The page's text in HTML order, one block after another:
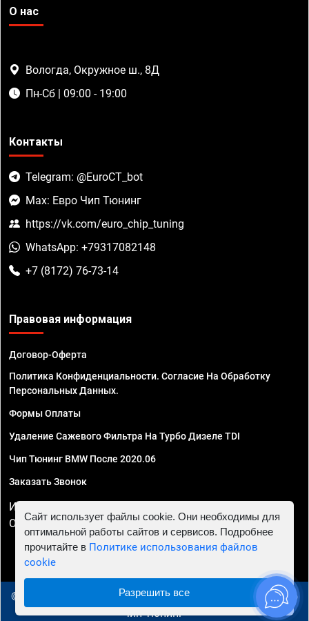
О нас
Вологда, Окружное ш., 8Д
Пн-Сб | 09:00 - 19:00
Контакты
Telegram: @EuroCT_bot
Max: Евро Чип Тюнинг
https://vk.com/euro_chip_tuning
WhatsApp: +79317082148
+7 (8172) 76-73-14
Правовая информация
Договор-Оферта
Политика Конфиденциальности. Согласие На Обработку
Персональных Данных.
Формы Оплаты
Удаление Сажевого Фильтра На Турбо Дизеле TDI
Чип Тюнинг BMW После 2020.06
Заказать Звонок
ИП Смирнов Георгий Павлович. ИНН 781302555843,
ОГРНИП 324470400032610
© 2010 - 2026 Чип тюнинг в Вологде - Автосервис "Евро
Чип Тюнинг"
Сайт использует файлы cookie. Они необходимы для
оптимальной работы сайтов и сервисов. Подробнее
прочитайте в Политике использования файлов
cookie
Разрешить все